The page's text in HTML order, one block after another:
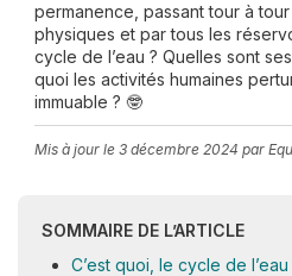
permanence, passant tour à
physiques et par tous les
cycle de l’eau ? Quelles sont
quoi les activités humaines
immuable ? 🤓
Mis à jour le 3 décembre 2024 par
SOMMAIRE DE L’ARTICLE
C’est quoi, le cycle de l’eau